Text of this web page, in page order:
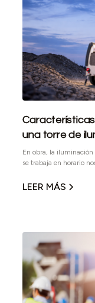
una torre de
En obra, la
se trabaja en horario
conforme a programa o
LEER MÁS